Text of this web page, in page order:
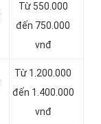
Từ 550.000
đến 750.000
vnđ
Từ 1.200.000
đến 1.400.000
vnđ